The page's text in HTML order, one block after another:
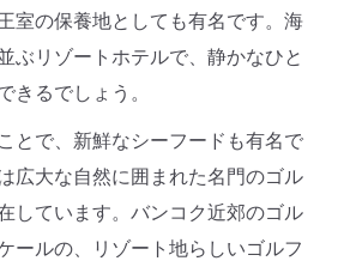
室の保養地としても有名です。海
ぶリゾートホテルで、静かなひと
きるでしょう。
とで、新鮮なシーフードも有名で
広大な自然に囲まれた名門のゴル
しています。バンコク近郊のゴル
ールの、リゾート地らしいゴルフ